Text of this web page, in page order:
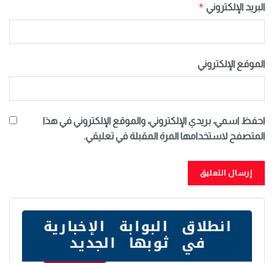
البريد الإلكتروني *
الموقع الإلكتروني
احفظ اسمي، بريدي الإلكتروني، والموقع الإلكتروني في هذا
المتصفح لاستخدامها المرة المقبلة في تعليقي.